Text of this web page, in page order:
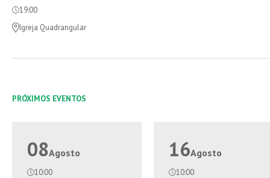
19:00
Igreja Quadrangular
PRÓXIMOS EVENTOS
08Agosto
10:00
16Agosto
10:00